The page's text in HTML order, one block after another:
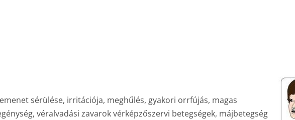
sérülése, irritációja, meghűlés, gyakori orrfújás, magas
véralvadási zavarok vérképzőszervi betegségek, májbetegség